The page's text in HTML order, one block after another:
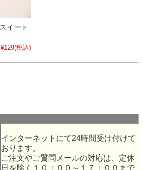
イート
¥129(税込)
インターネットにて24時間受け付けて
おります。
ご注文やご質問メールの対応は、定休
日を除く１０：００～１７：００まで